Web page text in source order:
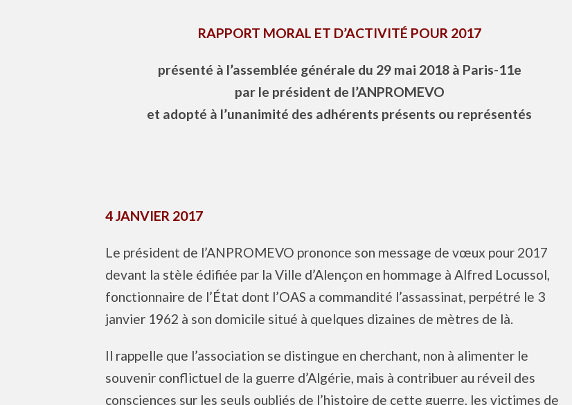
RAPPORT MORAL ET D’ACTIVITÉ POUR 2017
présenté à l’assemblée générale du 29 mai 2018 à Paris-11e
par le président de l’ANPROMEVO
et adopté à l’unanimité des adhérents présents ou représentés
4 JANVIER 2017
Le président de l’ANPROMEVO prononce son message de vœux pour 2017
devant la stèle édifiée par la Ville d’Alençon en hommage à Alfred Locussol,
fonctionnaire de l’État dont l’OAS a commandité l’assassinat, perpétré le 3
janvier 1962 à son domicile situé à quelques dizaines de mètres de là.
Il rappelle que l’association se distingue en cherchant, non à alimenter le
souvenir conflictuel de la guerre d’Algérie, mais à contribuer au réveil des
consciences sur les seuls oubliés de l’histoire de cette guerre, les victimes de